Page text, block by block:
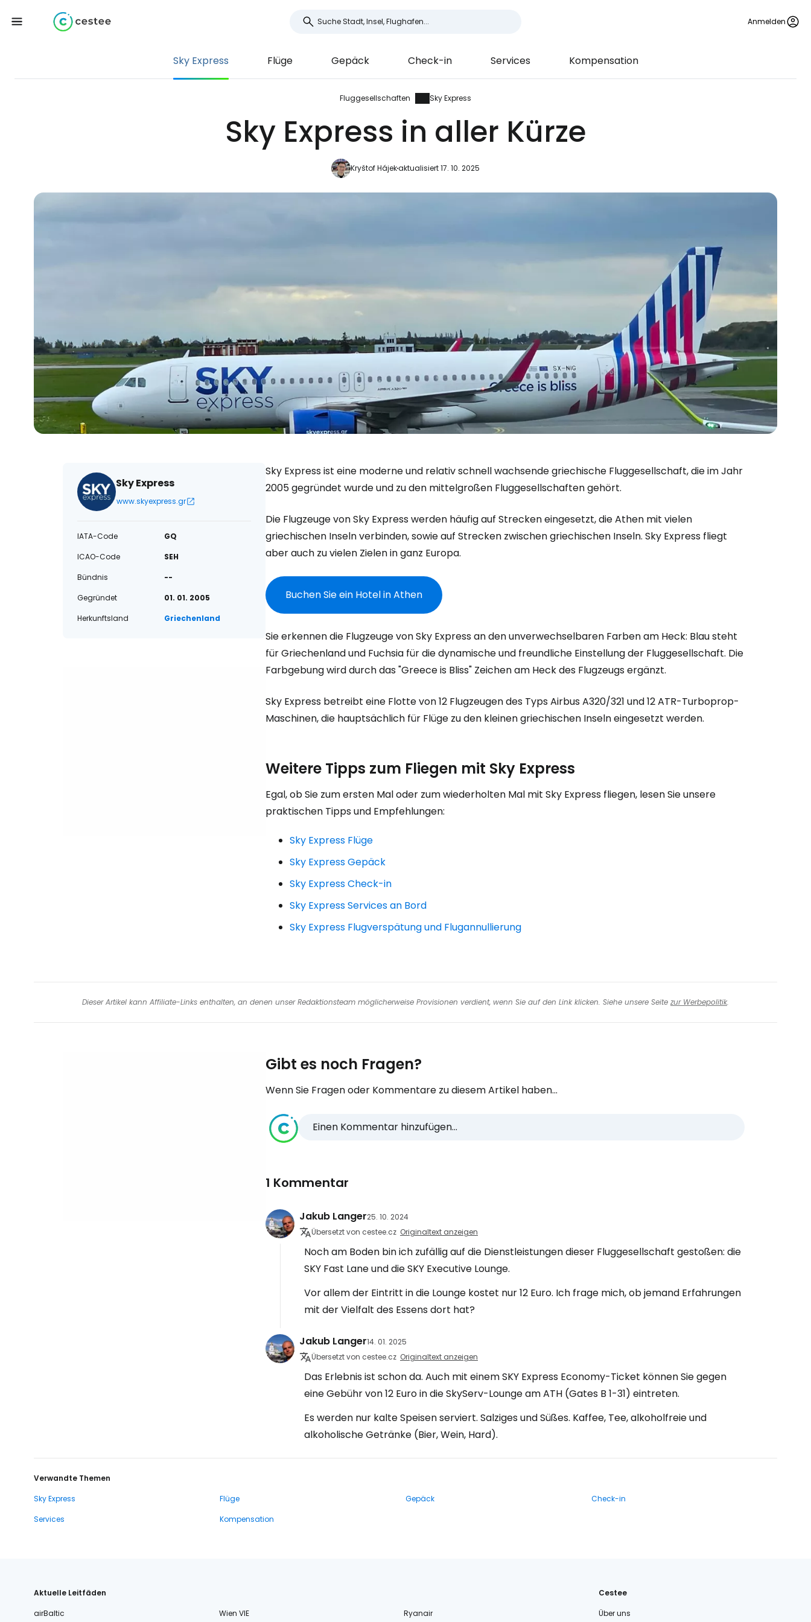
Anmelden
Sky Express Flüge Gepäck Check-in Services Kompensation
Fluggesellschaften Sky Express
Sky Express in aller Kürze
Kryštof Hájekaktualisiert 17. 10. 2025
Sky Express
www.skyexpress.gr
IATA-Code
GQ
ICAO-Code
SEH
Bündnis
--
Gegründet
01. 01. 2005
Herkunftsland
Griechenland
Sky Express ist eine moderne und relativ schnell wachsende griechische Fluggesellschaft, die im Jahr
2005 gegründet wurde und zu den mittelgroßen Fluggesellschaften gehört.
Die Flugzeuge von Sky Express werden häufig auf Strecken eingesetzt, die Athen mit vielen
griechischen Inseln verbinden, sowie auf Strecken zwischen griechischen Inseln. Sky Express fliegt
aber auch zu vielen Zielen in ganz Europa.
Buchen Sie ein Hotel in Athen
Sie erkennen die Flugzeuge von Sky Express an den unverwechselbaren Farben am Heck: Blau steht
für Griechenland und Fuchsia für die dynamische und freundliche Einstellung der Fluggesellschaft. Die
Farbgebung wird durch das"Greece is Bliss" Zeichen am Heck des Flugzeugs ergänzt.
Sky Express betreibt eine Flotte von 12 Flugzeugen des Typs Airbus A320/321 und 12 ATR-Turboprop-
Maschinen, die hauptsächlich für Flüge zu den kleinen griechischen Inseln eingesetzt werden.
Weitere Tipps zum Fliegen mit Sky Express
Egal, ob Sie zum ersten Mal oder zum wiederholten Mal mit Sky Express fliegen, lesen Sie unsere
praktischen Tipps und Empfehlungen:
Sky Express Flüge
Sky Express Gepäck
Sky Express Check-in
Sky Express Services an Bord
Sky Express Flugverspätung und Flugannullierung
Dieser Artikel kann Affiliate-Links enthalten, an denen unser Redaktionsteam möglicherweise Provisionen verdient, wenn Sie auf den Link klicken. Siehe unsere Seite zur Werbepolitik.
Gibt es noch Fragen?
Wenn Sie Fragen oder Kommentare zu diesem Artikel haben...
Einen Kommentar hinzufügen...
1 Kommentar
Jakub Langer25. 10. 2024
Übersetzt von cestee.cz Originaltext anzeigen
Noch am Boden bin ich zufällig auf die Dienstleistungen dieser Fluggesellschaft gestoßen: die
SKY Fast Lane und die SKY Executive Lounge.
Vor allem der Eintritt in die Lounge kostet nur 12 Euro. Ich frage mich, ob jemand Erfahrungen
mit der Vielfalt des Essens dort hat?
Jakub Langer14. 01. 2025
Übersetzt von cestee.cz Originaltext anzeigen
Das Erlebnis ist schon da. Auch mit einem SKY Express Economy-Ticket können Sie gegen
eine Gebühr von 12 Euro in die SkyServ-Lounge am ATH (Gates B 1-31) eintreten.
Es werden nur kalte Speisen serviert. Salziges und Süßes. Kaffee, Tee, alkoholfreie und
alkoholische Getränke (Bier, Wein, Hard).
Verwandte Themen
Sky Express
Flüge Gepäck
Check-in
Services
Kompensation
Aktuelle Leitfäden
airBaltic
Wien VIE Ryanair
Cestee
Über uns
Anmeldung bei Cestee
... die weltweite Reise-Community
Weiter mit Google